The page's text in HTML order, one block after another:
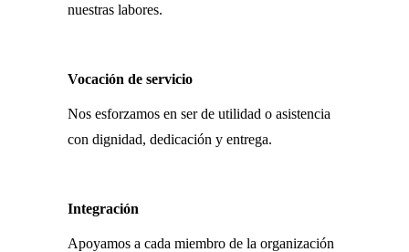
nuestras labores.
Vocación de servicio
Nos esforzamos en ser de utilidad o asistencia
con dignidad, dedicación y entrega.
Integración
Apoyamos a cada miembro de la organización